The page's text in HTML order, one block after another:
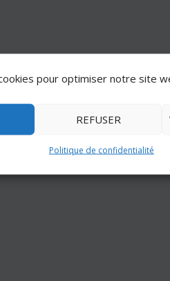
pour optimiser notre site
REFUSER
Politique de confidentialité